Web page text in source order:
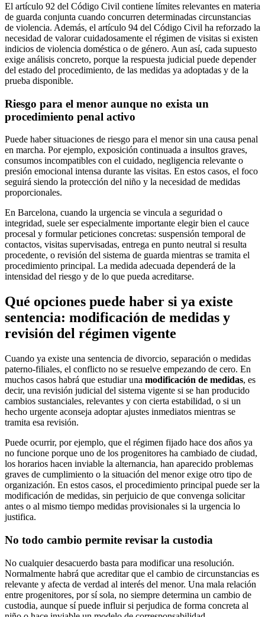
El artículo 92 del Código Civil contiene límites relevantes en materia
de guarda conjunta cuando concurren determinadas circunstancias
de violencia. Además, el artículo 94 del Código Civil ha reforzado la
necesidad de valorar cuidadosamente el régimen de visitas si existen
indicios de violencia doméstica o de género. Aun así, cada supuesto
exige análisis concreto, porque la respuesta judicial puede depender
del estado del procedimiento, de las medidas ya adoptadas y de la
prueba disponible.
Riesgo para el menor aunque no exista un
procedimiento penal activo
Puede haber situaciones de riesgo para el menor sin una causa penal
en marcha. Por ejemplo, exposición continuada a insultos graves,
consumos incompatibles con el cuidado, negligencia relevante o
presión emocional intensa durante las visitas. En estos casos, el foco
seguirá siendo la protección del niño y la necesidad de medidas
proporcionales.
En Barcelona, cuando la urgencia se vincula a seguridad o
integridad, suele ser especialmente importante elegir bien el cauce
procesal y formular peticiones concretas: suspensión temporal de
contactos, visitas supervisadas, entrega en punto neutral si resulta
procedente, o revisión del sistema de guarda mientras se tramita el
procedimiento principal. La medida adecuada dependerá de la
intensidad del riesgo y de lo que pueda acreditarse.
Qué opciones puede haber si ya existe
sentencia: modificación de medidas y
revisión del régimen vigente
Cuando ya existe una sentencia de divorcio, separación o medidas
paterno-filiales, el conflicto no se resuelve empezando de cero. En
muchos casos habrá que estudiar una modificación de medidas, es
decir, una revisión judicial del sistema vigente si se han producido
cambios sustanciales, relevantes y con cierta estabilidad, o si un
hecho urgente aconseja adoptar ajustes inmediatos mientras se
tramita esa revisión.
Puede ocurrir, por ejemplo, que el régimen fijado hace dos años ya
no funcione porque uno de los progenitores ha cambiado de ciudad,
los horarios hacen inviable la alternancia, han aparecido problemas
graves de cumplimiento o la situación del menor exige otro tipo de
organización. En estos casos, el procedimiento principal puede ser la
modificación de medidas, sin perjuicio de que convenga solicitar
antes o al mismo tiempo medidas provisionales si la urgencia lo
justifica.
No todo cambio permite revisar la custodia
No cualquier desacuerdo basta para modificar una resolución.
Normalmente habrá que acreditar que el cambio de circunstancias es
relevante y afecta de verdad al interés del menor. Una mala relación
entre progenitores, por sí sola, no siempre determina un cambio de
custodia, aunque sí puede influir si perjudica de forma concreta al